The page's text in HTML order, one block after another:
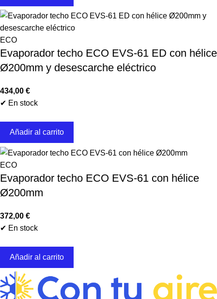
ECO
Evaporador techo ECO EVS-61 ED con hélice
Ø200mm y desescarche eléctrico
434,00 €
✔ En stock
Añadir al carrito
ECO
Evaporador techo ECO EVS-61 con hélice
Ø200mm
372,00 €
✔ En stock
Añadir al carrito